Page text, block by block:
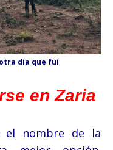
dia que fui
en Zaria
el nombre de la